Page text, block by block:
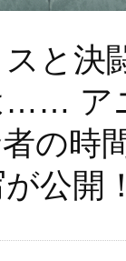
と決
…… ア
の時
公開